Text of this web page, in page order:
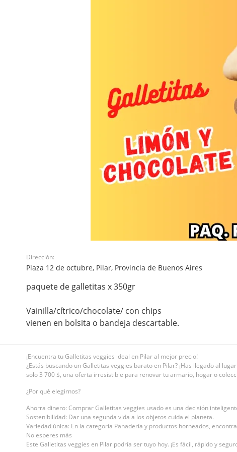
Dirección:
Plaza 12 de octubre, Pilar, Provincia de Buenos Aires
paquete de galletitas x 350gr
Vainilla/cítrico/chocolate/ con chips
vienen en bolsita o bandeja descartable.
¡Encuentra tu Galletitas veggies ideal en Pilar al mejor precio!
¿Estás buscando un Galletitas veggies barato en Pilar? ¡Has llegado al
solo 3 700 $, una oferta irresistible para renovar tu armario, hogar o
¿Por qué elegirnos?
Ahorra dinero: Comprar Galletitas veggies usado es una decisión
Sostenibilidad: Dar una segunda vida a los objetos cuida el planeta.
Variedad única: En la categoría Panadería y productos horneados,
No esperes más
Este Galletitas veggies en Pilar podría ser tuyo hoy. ¡Es fácil, rápido y